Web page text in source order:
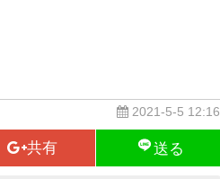
2021-5-5 12:16